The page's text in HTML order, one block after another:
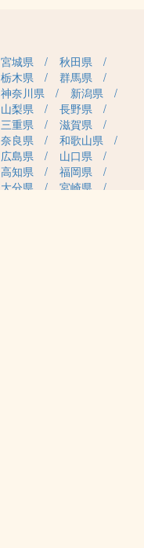
宮城県
秋田県
栃木県
群馬県
神奈川県
新潟県
山梨県
長野県
三重県
滋賀県
奈良県
和歌山県
広島県
山口県
高知県
福岡県
大分県
宮崎県